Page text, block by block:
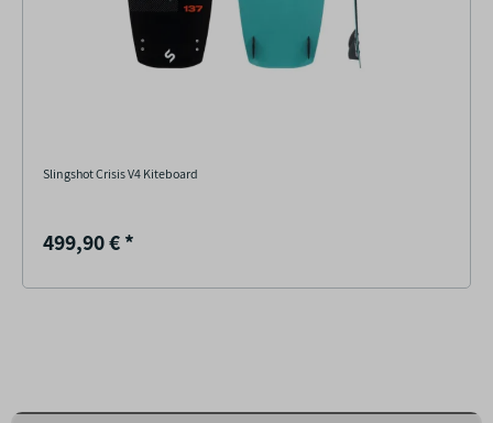
Slingshot Crisis V4 Kiteboard
499,90 €*